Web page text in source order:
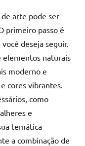
arte pode ser
primeiro passo é
deseja seguir.
elementos naturais
moderno e
cores vibrantes.
como
e
temática
a combinação de